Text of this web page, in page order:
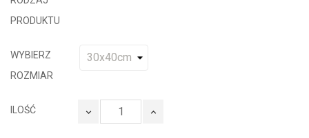
PRODUKTU
WYBIERZ
ROZMIAR
ILOŚĆ